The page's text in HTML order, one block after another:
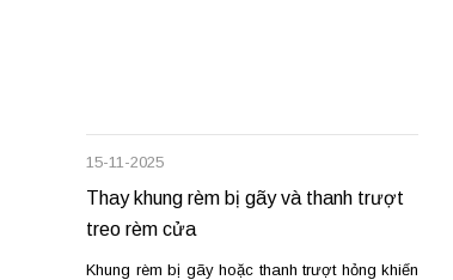
15-11-2025
Thay khung rèm bị gãy và thanh trượt
treo rèm cửa
Khung rèm bị gãy hoặc thanh trượt hỏng khiến